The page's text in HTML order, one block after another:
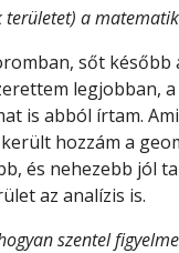
területet) a
sőt később
legjobban, a
is abból írtam.
hozzám a
és nehezebb jól
az analízis is.
szentel